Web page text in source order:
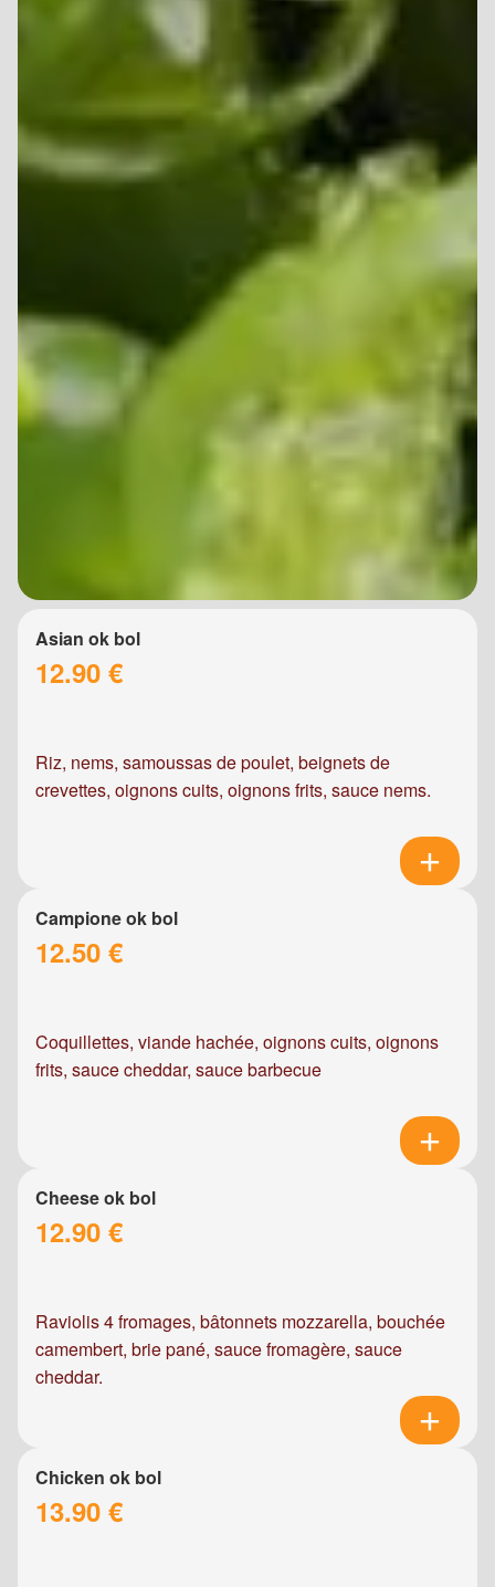
Asian ok bol
12.90 €
Riz, nems, samoussas de poulet, beignets de
crevettes, oignons cuits, oignons frits, sauce nems.
Campione ok bol
12.50 €
Coquillettes, viande hachée, oignons cuits, oignons
frits, sauce cheddar, sauce barbecue
Cheese ok bol
12.90 €
Raviolis 4 fromages, bâtonnets mozzarella, bouchée
camembert, brie pané, sauce fromagère, sauce
cheddar.
Chicken ok bol
13.90 €